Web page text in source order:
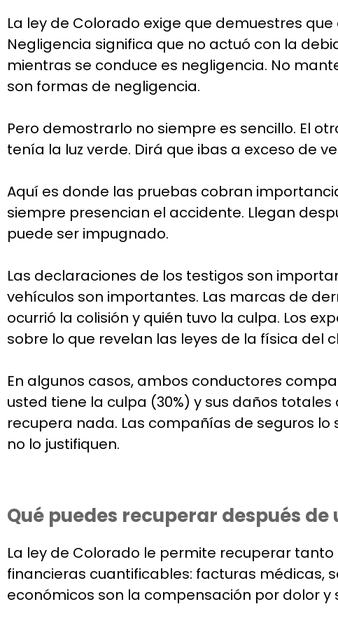
La ley de Colorado exige que demuestres
Negligencia significa que no actuó con la
mientras se conduce es negligencia. No
son formas de negligencia.
Pero demostrarlo no siempre es sencillo. El
tenía la luz verde. Dirá que ibas a exceso de
Aquí es donde las pruebas cobran
siempre presencian el accidente. Llegan
puede ser impugnado.
Las declaraciones de los testigos son
vehículos son importantes. Las marcas de
ocurrió la colisión y quién tuvo la culpa. Los
sobre lo que revelan las leyes de la física del
En algunos casos, ambos conductores
usted tiene la culpa (30%) y sus daños totales
recupera nada. Las compañías de seguros
no lo justifiquen.
Qué puedes recuperar después
La ley de Colorado le permite recuperar
financieras cuantificables: facturas médicas,
económicos son la compensación por dolor